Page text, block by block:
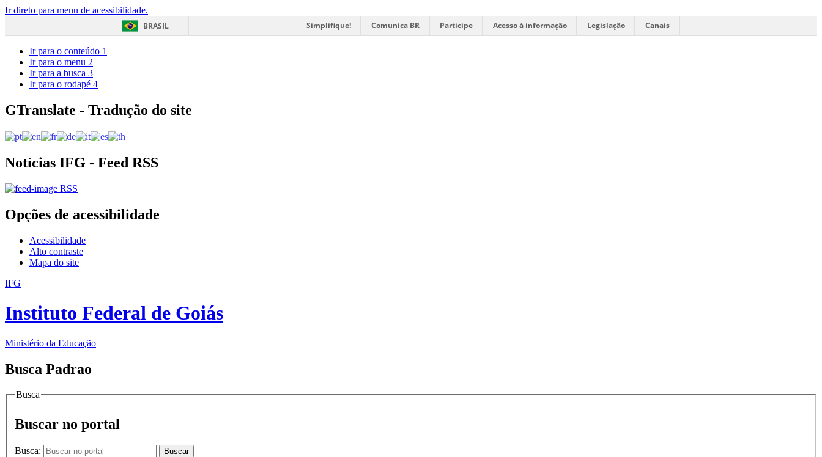
Ir direto para menu de acessibilidade.
BRASIL
Simplifique! Comunica BR Participe Acesso à informação Legislação Canais
Ir para o conteúdo 1
Ir para o menu 2
Ir para a busca 3
Ir para o rodapé 4
GTranslate - Tradução do site
Notícias IFG - Feed RSS
RSS
Opções de acessibilidade
Acessibilidade
Alto contraste
Mapa do site
IFG
Instituto Federal de Goiás
Ministério da Educação
Busca Padrao
Busca
Buscar no portal
Busca: Buscar